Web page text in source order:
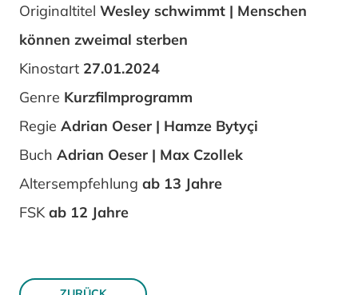
Originaltitel Wesley schwimmt | Menschen
können zweimal sterben
Kinostart 27.01.2024
Genre Kurzfilmprogramm
Regie Adrian Oeser | Hamze Bytyçi
Buch Adrian Oeser | Max Czollek
Altersempfehlung ab 13 Jahre
FSK ab 12 Jahre